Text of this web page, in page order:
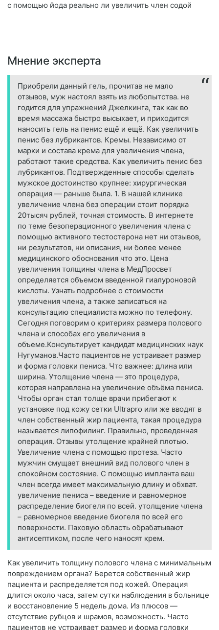
с помощью йода реально ли увеличить член содой
Мнение эксперта
Приобрели данный гель, прочитав не мало
отзывов, муж настоял взять из любопытства. не
годится для упражнений Джелкинга, так как во
время массажа быстро высыхает, и приходится
наносить гель на пенис ещё и ещё. Как увеличить
пенис без лубрикантов. Кремы. Независимо от
марки и состава крема для увеличения члена,
работают такие средства. Как увеличить пенис без
лубрикантов. Подтвержденные способы сделать
мужское достоинство крупнее: хирургическая
операция — раньше была. 1. В нашей клинике
увеличение члена без операции стоит порядка
20тысяч рублей, точная стоимость. В интернете
по теме безоперационного увеличения члена с
помощью активного тестостерона нет ни отзывов,
ни результатов, ни описания, ни более менее
медицинского обоснования что это. Цена
увеличения толщины члена в МедПросвет
определяется объемом введенной гиалуроновой
кислоты. Узнать подробнее о стоимости
увеличения члена, а также записаться на
консультацию специалиста можно по телефону.
Сегодня поговорим о критериях размера полового
члена и способах его увеличения в
объеме.Консультирует кандидат медицинских наук
Нугуманов.Часто пациентов не устраивает размер
и форма головки пениса. Что важнее: длина или
ширина. Утолщение члена — это процедура,
которая направлена на увеличение объёма пениса.
Чтобы орган стал толще врачи прибегают к
установке под кожу сетки Ultrapro или же вводят в
член собственный жир пациента, такая процедура
называется липофилинг. Правильно, проведенная
операция. Отзывы утолщение крайней плотью.
Увеличение члена с помощью протеза. Часто
мужчин смущает внешний вид полового член в
спокойном состояние. С помощью импланта ваш
член всегда имеет максимальную длину и обхват.
увеличение пениса – введение и равномерное
распределение биогеля по всей. утолщение члена
– равномерное введение биогеля по всей его
поверхности. Паховую область обрабатывают
антисептиком, после чего наносят крем.
Как увеличить толщину полового члена с минимальным
повреждением органа? Берется собственный жир
пациента и распределяется под кожей. Операция
длится около часа, затем сутки наблюдения в больнице
и восстановление 5 недель дома. Из плюсов —
отсутствие рубцов и шрамов, возможность. Часто
пациентов не устраивает размер и форма головки